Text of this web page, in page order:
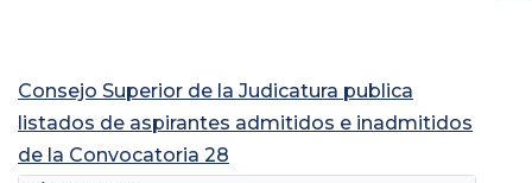
Consejo Superior de la Judicatura publica
listados de aspirantes admitidos e inadmitidos
de la Convocatoria 28